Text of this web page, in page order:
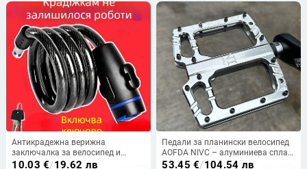
Антикрадежна верижна
заключалка за велосипед и
електрически мотоциклет
10.03 €/19.62 лв
Педали за планински велосипед
AOFDA NIVC – алуминиева сплав,
уплътнен лагер, подходящи за
53.45 €/104.54 лв